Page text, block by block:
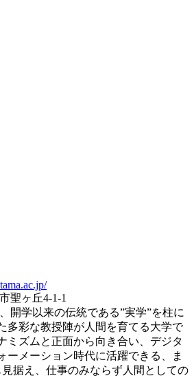
聖ヶ丘4-1-1
開学以来の伝統である”実学”を柱に
多彩な教授陣が人間を育てる大学で
ミズムと正面から向き合い、デジタ
ーメーション時代に活躍できる、ま
見据え、仕事のみならず人間としての